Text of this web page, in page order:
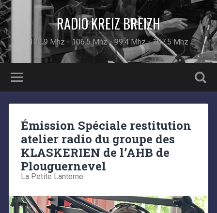
RADIO KREIZ BREIZH
102.9 Mhz - 106.5 Mhz - 99.4 Mhz - 107.5 Mhz
Émission Spéciale restitution
atelier radio du groupe des
KLASKERIEN de l’AHB de
Plouguernevel
La Petite Lanterne